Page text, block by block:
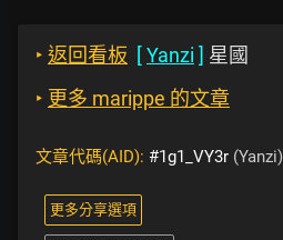
‣ 返回看板 [Yanzi ] 星國
‣ 更多 marippe 的文章
文章代碼(AID): #1g1_VY3r (Yanzi)
更多分享選項